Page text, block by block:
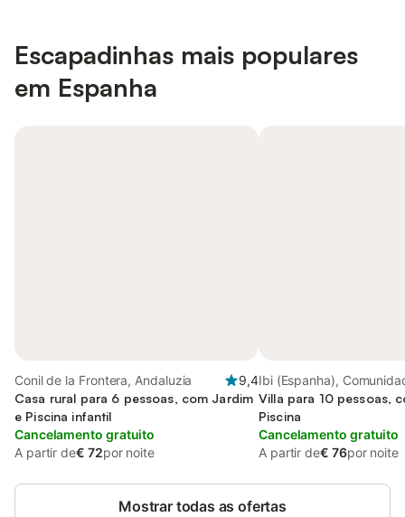
Escapadinhas mais populares
em Espanha
Conil de la Frontera, Andaluzia
9,4
Casa rural para 6 pessoas, com Jardim
e Piscina infantil
Cancelamento gratuito
A partir de€ 72por noite
Ibi (Espanha),
Valenciana
Villa para 10 pessoas,
Piscina
Cancelamento gratuito
A partir de€ 76por noite
Mostrar todas as ofertas